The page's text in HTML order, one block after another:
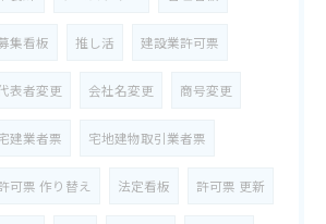
集看板 推し活 建設業許可票
表者変更 会社名変更 商号変更
建業者票 宅地建物取引業者票
可票 作り替え 法定看板 許可票 更新